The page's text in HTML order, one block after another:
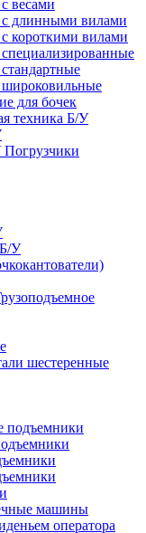
весами
с длинными вилами
короткими вилами
широковильные
для бочек
техника Б/У
Погрузчики
У
шестеренные
машины